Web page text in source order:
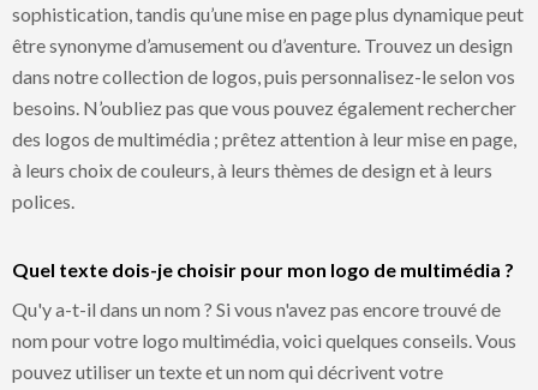
sophistication, tandis qu’une mise en page plus dynamique peut
être synonyme d’amusement ou d’aventure. Trouvez un design
dans notre collection de logos, puis personnalisez-le selon vos
besoins. N’oubliez pas que vous pouvez également rechercher
des logos de multimédia ; prêtez attention à leur mise en page,
à leurs choix de couleurs, à leurs thèmes de design et à leurs
polices.
Quel texte dois-je choisir pour mon logo de multimédia ?
Qu'y a-t-il dans un nom ? Si vous n'avez pas encore trouvé de
nom pour votre logo multimédia, voici quelques conseils. Vous
pouvez utiliser un texte et un nom qui décrivent votre